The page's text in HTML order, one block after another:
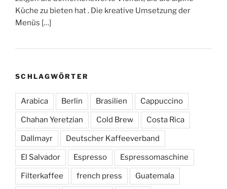
Küche zu bieten hat . Die kreative Umsetzung der
Menüs […]
SCHLAGWÖRTER
Arabica Berlin Brasilien Cappuccino
Chahan Yeretzian Cold Brew Costa Rica
Dallmayr Deutscher Kaffeeverband
El Salvador Espresso Espressomaschine
Filterkaffee french press Guatemala